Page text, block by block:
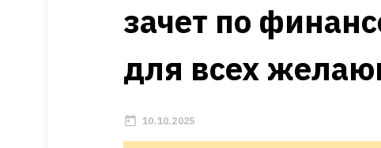
зачет по
для всех
10.10.2025